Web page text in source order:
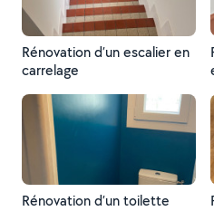
Rénovation d’un escalier en
carrelage
Rénovation d’un toilette